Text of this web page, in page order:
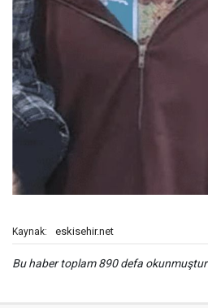
Kaynak: eskisehir.net
Bu haber toplam 890 defa okunmuştur